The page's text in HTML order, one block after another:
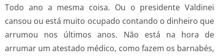
Todo ano a mesma coisa. Ou o presidente Valdinei
cansou ou está muito ocupado contando o dinheiro que
arrumou nos últimos anos. Não está na hora de
arrumar um atestado médico, como fazem os barnabés,